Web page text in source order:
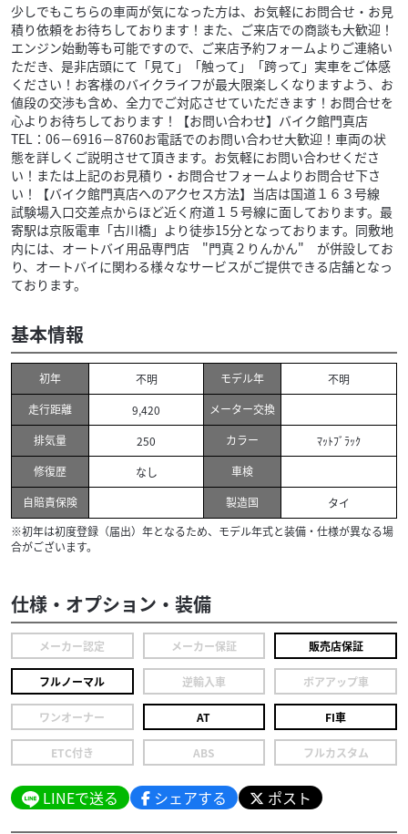
少しでもこちらの車両が気になった方は、お気軽にお問合せ・お見
積り依頼をお待ちしております！また、ご来店での商談も大歓迎！
エンジン始動等も可能ですので、ご来店予約フォームよりご連絡い
ただき、是非店頭にて「見て」「触って」「跨って」実車をご体感
ください！お客様のバイクライフが最大限楽しくなりますよう、お
値段の交渉も含め、全力でご対応させていただきます！お問合せを
心よりお待ちしております！【お問い合わせ】バイク館門真店
TEL：06－6916－8760お電話でのお問い合わせ大歓迎！車両の状
態を詳しくご説明させて頂きます。お気軽にお問い合わせくださ
い！または上記のお見積り・お問合せフォームよりお問合せ下さ
い！【バイク館門真店へのアクセス方法】当店は国道１６３号線
試験場入口交差点からほど近く府道１５号線に面しております。最
寄駅は京阪電車「古川橋」より徒歩15分となっております。同敷地
内には、オートバイ用品専門店 "門真２りんかん" が併設してお
り、オートバイに関わる様々なサービスがご提供できる店舗となっ
ております。
基本情報
初年 不明 モデル年
不明
走行距離
9,420
メーター交換
排気量
250 カラー
ﾏｯﾄﾌﾞﾗｯｸ
修復歴
なし
車検
自賠責保険
製造国
タイ
※初年は初度登録（届出）年となるため、モデル年式と装備・仕様が異なる場
合がございます。
仕様・オプション・装備
メーカー認定 メーカー保証 販売店保証
フルノーマル 逆輸入車 ボアアップ車
ワンオーナー AT FI車
ETC付き ABS フルカスタム
LINEで送る シェアする ポスト